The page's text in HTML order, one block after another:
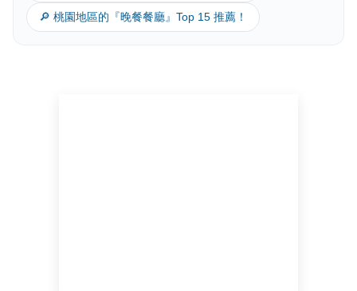
🔎 桃園地區的『晚餐餐廳』Top 15 推薦！